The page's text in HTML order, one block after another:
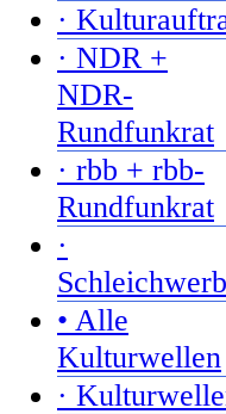
·
· NDR +
NDR-
Rundfunkrat
· rbb + rbb-
Rundfunkrat
·
• Alle
Kulturwellen
·